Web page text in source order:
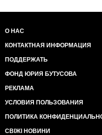
О НАС
КОНТАКТНАЯ ИНФОРМАЦИЯ
ПОДДЕРЖАТЬ
ФОНД ЮРИЯ БУТУСОВА
РЕКЛАМА
УСЛОВИЯ ПОЛЬЗОВАНИЯ
ПОЛИТИКА
СВІЖІ НОВИНИ